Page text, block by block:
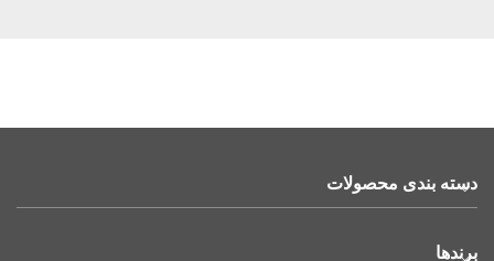
دسته بندی محصولات
برندها